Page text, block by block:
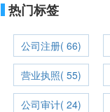
热门标签
公司注册( 66)
营业执照( 55)
公司审计( 24)